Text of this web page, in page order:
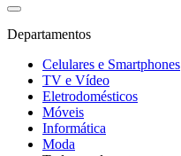
Departamentos
Celulares e Smartphones
TV e Vídeo
Eletrodomésticos
Móveis
Informática
Moda